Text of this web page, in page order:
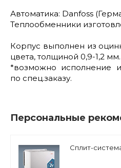
Автоматика: Danfoss
Теплообменники
Корпус выполнен из
цвета, толщиной 0,9-1,2 мм.
*возможно исполнение
по спец.заказу.
Персональные
Сплит-